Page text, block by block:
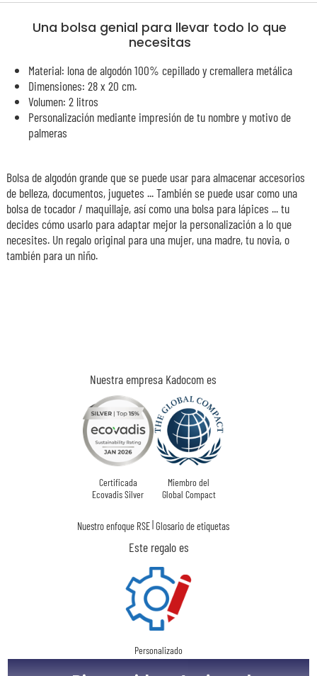
Una bolsa genial para llevar todo lo que
necesitas
Material: lona de algodón 100% cepillado y cremallera metálica
Dimensiones: 28 x 20 cm.
Volumen: 2 litros
Personalización mediante impresión de tu nombre y motivo de
palmeras
Nuestra empresa Kadocom es
Certificada
Ecovadis Silver
Miembro del
Global Compact
Nuestro enfoque RSE|Glosario de etiquetas
Este regalo es
Personalizado
en Francia
Bolsa de algodón grande que se puede usar para almacenar accesorios
de belleza, documentos, juguetes ... También se puede usar como una
bolsa de tocador / maquillaje, así como una bolsa para lápices ... tu
decides cómo usarlo para adaptar mejor la personalización a lo que
necesites. Un regalo original para una mujer, una madre, tu novia, o
también para un niño.